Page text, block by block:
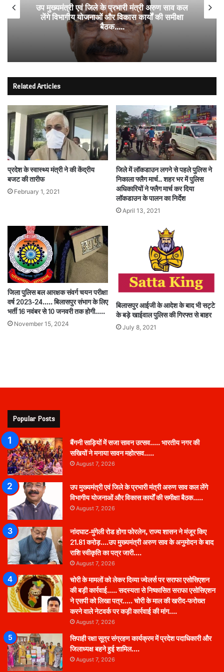
उप मुख्यमंत्री एवं जिले के प्रभारी मंत्री अरुण साव कल
लेंगे विभागीय योजनाओं और विकास कार्यों की समीक्षा
बैठक…..
Related Articles
प्रदेश के स्वास्थ्य मंत्री ने की केंद्रीय
बजट की तारीफ
February 1, 2021
जिले में लॉकडाउन लगने से पहले पुलिस ने
निकाला फ्लैग मार्च.. शहर भर में पुलिस
अधिकारियों ने फ्लैग मार्च कर दिया
लॉकडाउन के पालन का निर्देश
April 13, 2021
जिला पुलिस बल आरक्षक संवर्ग चयन परीक्षा
वर्ष 2023-24….. बिलासपुर संभाग के लिए
भर्ती 16 नवंबर से 10 जनवरी तक होगी…..
November 15, 2024
बिलासपुर आईजी के आदेश के बाद भी सट्टे
के बड़े खाईवाल पुलिस की गिरफ्त से बाहर
July 8, 2021
Popular Posts
बैंगनी साड़ियों में सजा सावन उत्सव….. भारतीय नगर की
सखियों ने मनाया सावन महोत्सव…..
August 7, 2026
उप मुख्यमंत्री एवं जिले के प्रभारी मंत्री अरुण साव कल लेंगे
विभागीय योजनाओं और विकास कार्यों की समीक्षा बैठक…..
August 7, 2026
नांदघाट-मुंगेली रोड होगा फोरलेन, राज्य शासन ने मंजूर किए
21.81 करोड़….उप मुख्यमंत्री अरुण साव के अनुमोदन के बाद
राशि स्वीकृति का पत्र जारी….
August 7, 2026
चोरी के मामलों को लेकर दिव्या ज्वेलर्स पर सराफा एसोसिएशन
की बड़ी कार्रवाई….. सदस्यता से निष्कासित सराफा एसोसिएशन
ने एसपी को लिखा पत्र….. चोरी के माल की खरीद-फरोख्त
करने वाले नेटवर्क पर कड़ी कार्रवाई की मांग….
August 7, 2026
सिपाही रक्षा सूत्र संग्रहण कार्यक्रम में प्रदेश पदाधिकारी और
जिलाध्यक्ष बहने हुई शामिल….
August 7, 2026